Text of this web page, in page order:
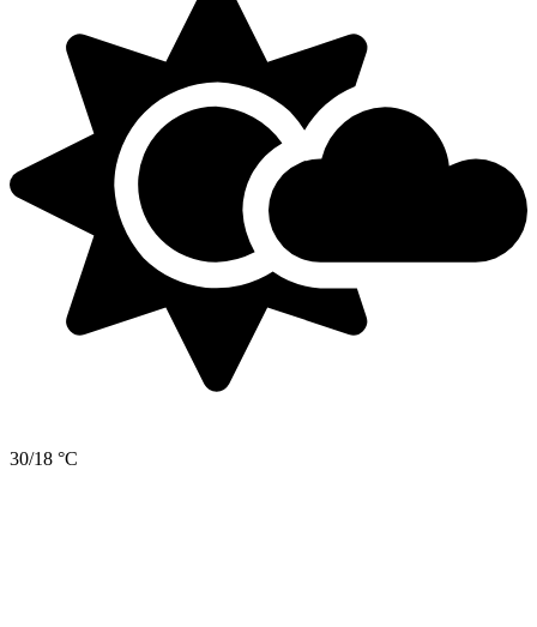
30/18 °C